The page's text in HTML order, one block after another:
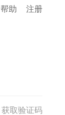
帮助 注册
获取验证码